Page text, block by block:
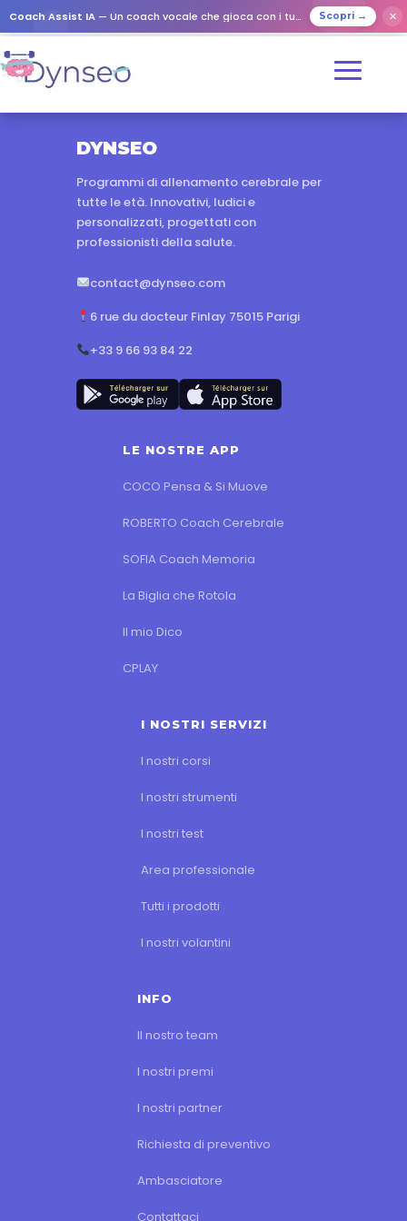
Coach Assist IA — Un coach vocale che gioca con i tuoi cari Scopri → ✕
DYNSEO
Programmi di allenamento cerebrale per
tutte le età. Innovativi, ludici e
personalizzati, progettati con
professionisti della salute.
contact@dynseo.com
6 rue du docteur Finlay 75015 Parigi
+33 9 66 93 84 22
LE NOSTRE APP
COCO Pensa & Si Muove
ROBERTO Coach Cerebrale
SOFIA Coach Memoria
La Biglia che Rotola
Il mio Dico
CPLAY
I NOSTRI SERVIZI
I nostri corsi
I nostri strumenti
I nostri test
Area professionale
Tutti i prodotti
I nostri volantini
INFO
Il nostro team
I nostri premi
I nostri partner
Richiesta di preventivo
Ambasciatore
Contattaci